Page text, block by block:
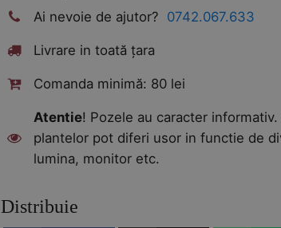
Ai nevoie de ajutor? 0742.067.633
Livrare in toată țara
Comanda minimă: 80 lei
Atentie! Pozele au caracter
plantelor pot diferi usor in functie de
lumina, monitor etc.
Distribuie